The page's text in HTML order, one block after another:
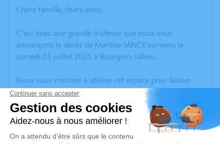
Chère famille, chers amis,
C’est avec une grande tristesse que nous vous
annonçons le décès de Martine JANCE survenu le
samedi 05 juillet 2025 à Bourgoin-Jallieu.
Nous vous invitons à utiliser cet espace pour laisser
vos condoléances, partager des photos souvenirs, une
anecdote ou exprimer vos pensées à travers des
poèmes ou des textes. Cet endroit est un lieu
d'expression dédié à honorer la mémoire de Martine
JANCE.